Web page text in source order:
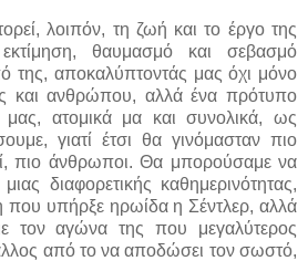
λοιπόν, τη ζωή και το έργο της
θαυμασμό και σεβασμό
της, αποκαλύπτοντάς μας όχι μόνο
και ανθρώπου, αλλά ένα πρότυπο
ατομικά μα και συνολικά, ως
γιατί έτσι θα γινόμασταν πιο
πιο άνθρωποι. Θα μπορούσαμε να
διαφορετικής καθημερινότητας,
που υπήρξε ηρωίδα η Σέντλερ, αλλά
τον αγώνα της που μεγαλύτερος
από το να αποδώσει τον σωστό,